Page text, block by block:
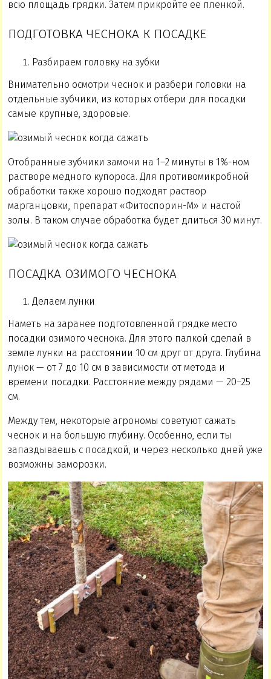
всю площадь грядки. Затем прикройте ее пленкой.
ПОДГОТОВКА ЧЕСНОКА К ПОСАДКЕ
Разбираем головку на зубки
Внимательно осмотри чеснок и разбери головки на
отдельные зубчики, из которых отбери для посадки
самые крупные, здоровые.
Отобранные зубчики замочи на 1–2 минуты в 1%-ном
растворе медного купороса. Для противомикробной
обработки также хорошо подходят раствор
марганцовки, препарат «Фитоспорин-М» и настой
золы. В таком случае обработка будет длиться 30 минут.
ПОСАДКА ОЗИМОГО ЧЕСНОКА
Делаем лунки
Наметь на заранее подготовленной грядке место
посадки озимого чеснока. Для этого палкой сделай в
земле лунки на расстоянии 10 см друг от друга. Глубина
лунок — от 7 до 10 см в зависимости от метода и
времени посадки. Расстояние между рядами — 20–25
см.
Между тем, некоторые агрономы советуют сажать
чеснок и на большую глубину. Особенно, если ты
запаздываешь с посадкой, и через несколько дней уже
возможны заморозки.